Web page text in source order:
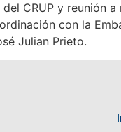
CRUP y reunión
con la
Julian Prieto.